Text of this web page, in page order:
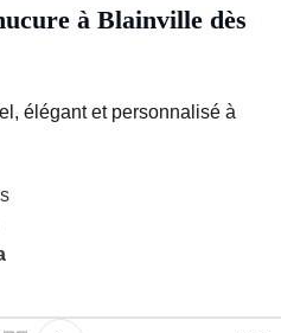
à Blainville dès
élégant et personnalisé à